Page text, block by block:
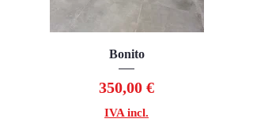
Bonito
Preço
350,00 €
IVA incl.